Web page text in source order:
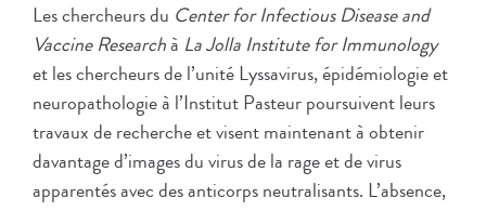
Les chercheurs du Center for Infectious Disease and
Vaccine Researchà La Jolla Institute for Immunology
et les chercheurs de l’unité Lyssavirus, épidémiologie et
neuropathologie à l’Institut Pasteur poursuivent leurs
travaux de recherche et visent maintenant à obtenir
davantage d’images du virus de la rage et de virus
apparentés avec des anticorps neutralisants. L’absence,